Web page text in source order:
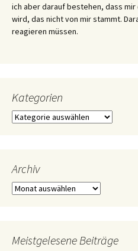
ich aber darauf bestehen, dass
wird, das nicht von mir stammt.
reagieren müssen.
Kategorien
Kategorien
Archiv
Archiv
Meistgelesene Beiträge